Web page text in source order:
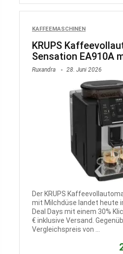
KAFFEEMASCHINEN
KRUPS
Sensation EA910A
Ruxandra 28. Juni 2026
Der KRUPS
mit Milchdüse landet heute
Deal Days mit einem 30%
€ inklusive Versand.
Vergleichspreis von ...